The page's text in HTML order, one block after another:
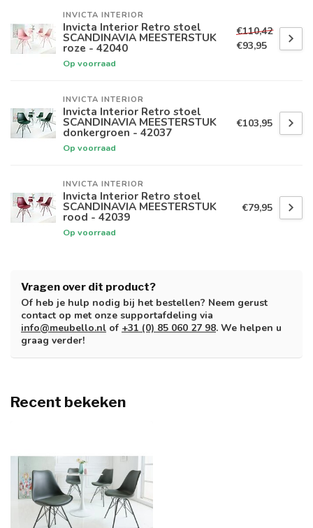
INVICTA INTERIOR
Invicta Interior Retro stoel
SCANDINAVIA MEESTERSTUK
roze - 42040
Op voorraad
€110,42
€93,95
INVICTA INTERIOR
Invicta Interior Retro stoel
SCANDINAVIA MEESTERSTUK
donkergroen - 42037
Op voorraad
€103,95
INVICTA INTERIOR
Invicta Interior Retro stoel
SCANDINAVIA MEESTERSTUK
rood - 42039
Op voorraad
€79,95
Vragen over dit product?
Of heb je hulp nodig bij het bestellen? Neem gerust
contact op met onze supportafdeling via
info@meubello.nl of +31 (0) 85 060 27 98. We helpen u
graag verder!
Recent bekeken